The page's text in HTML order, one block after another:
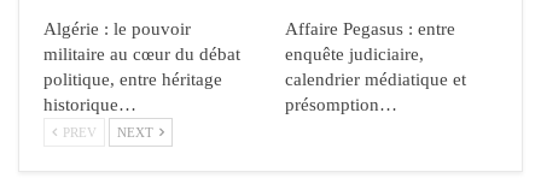
Algérie : le pouvoir
militaire au cœur du débat
politique, entre héritage
historique…
Affaire Pegasus : entre
enquête judiciaire,
calendrier médiatique et
présomption…
PREV NEXT